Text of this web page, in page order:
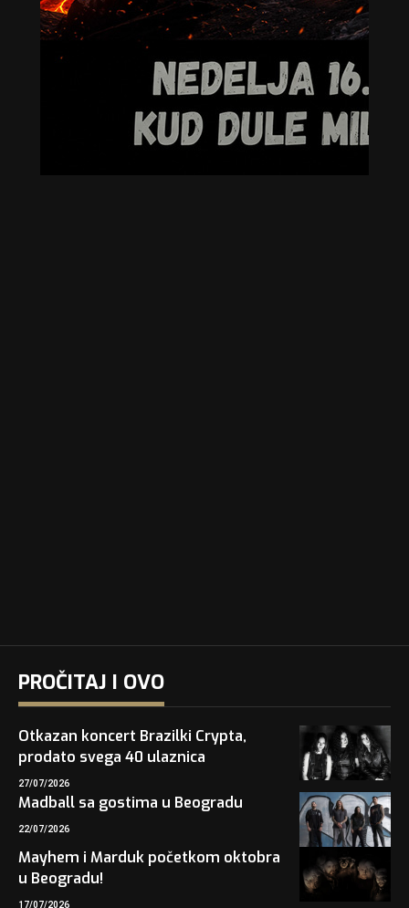
PROČITAJ I OVO
Otkazan koncert Brazilki Crypta,
prodato svega 40 ulaznica
27/07/2026
Madball sa gostima u Beogradu
22/07/2026
Mayhem i Marduk početkom oktobra
u Beogradu!
17/07/2026